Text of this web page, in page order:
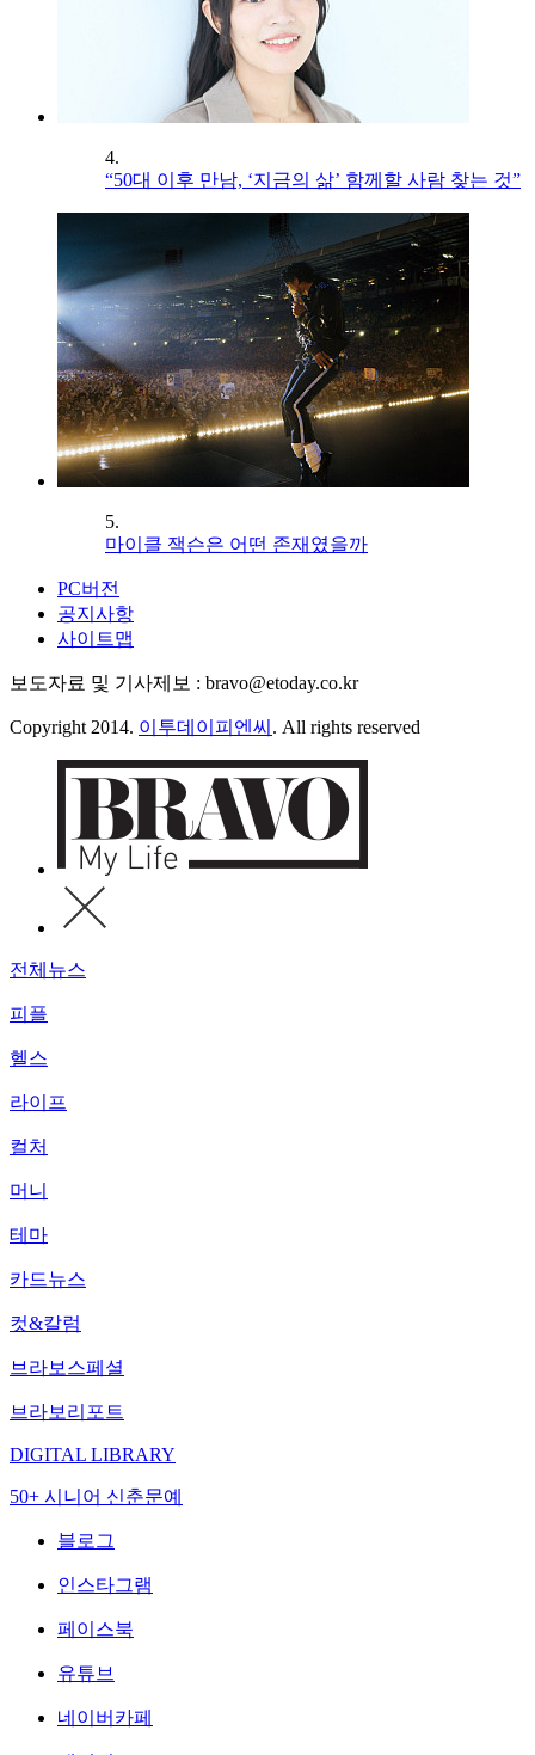
4.
“50대 이후 만남, ‘지금의 삶’ 함께할 사람 찾는 것”
5.
마이클 잭슨은 어떤 존재였을까
PC버전
공지사항
사이트맵
보도자료 및 기사제보 : bravo@etoday.co.kr
Copyright 2014. 이투데이피엔씨 . All rights reserved
전체뉴스
피플
헬스
라이프
컬처
머니
테마
카드뉴스
컷&칼럼
브라보스페셜
브라보리포트
DIGITAL LIBRARY
50+ 시니어 신춘문예
블로그
인스타그램
페이스북
유튜브
네이버카페